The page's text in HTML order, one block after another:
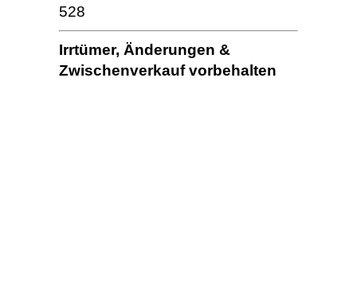
528
Irrtümer, Änderungen &
Zwischenverkauf vorbehalten